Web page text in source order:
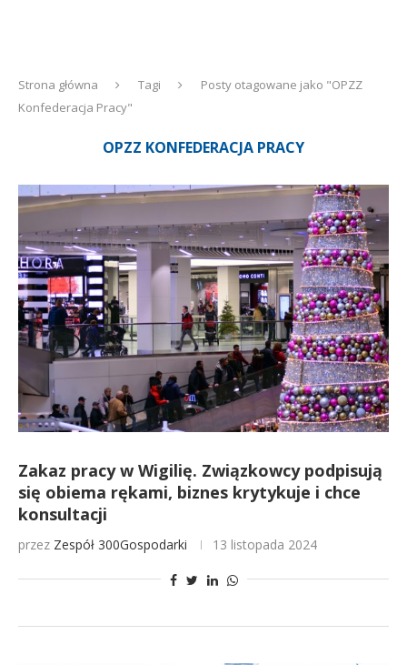
Strona główna Tagi
Posty otagowane jako "OPZZ
Konfederacja Pracy"
OPZZ KONFEDERACJA PRACY
Zakaz pracy w Wigilię. Związkowcy podpisują
się obiema rękami, biznes krytykuje i chce
konsultacji
przez Zespół 300Gospodarki 13 listopada 2024